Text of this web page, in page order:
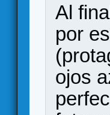
Al
por
ojos